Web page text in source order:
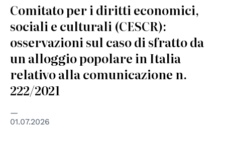
Comitato per i diritti economici,
sociali e culturali (CESCR):
osservazioni sul caso di sfratto da
un alloggio popolare in Italia
relativo alla comunicazione n.
222/2021
01.07.2026